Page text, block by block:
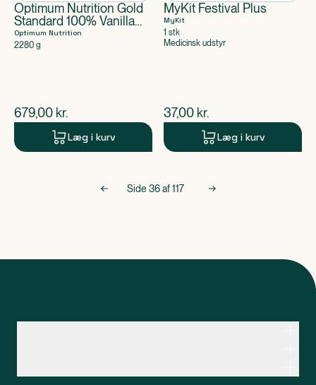
Optimum Nutrition Gold
Standard 100% Vanilla
Ice Cream
Optimum Nutrition
2280 g
$nuværende pris
679,00 kr.
Læg i kurv
MyKit Festival Plus
MyKit
1 stk
Medicinsk udstyr
$nuværende pris
37,00 kr.
Læg i kurv
Side36af117